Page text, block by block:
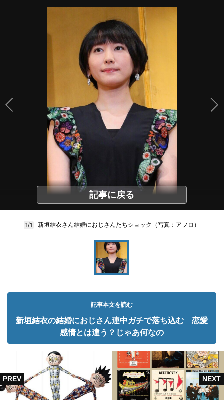
記事に戻る
1/1 新垣結衣さん結婚におじさんたちショック（写真：アフロ）
記事本文を読む
新垣結衣の結婚におじさん連中ガチで落ち込む 恋愛
感情とは違う？じゃあ何なの